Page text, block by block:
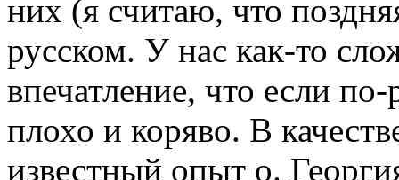
них (я считаю, что
русском. У нас как-то
впечатление, что если
плохо и коряво. В
известный опыт о.